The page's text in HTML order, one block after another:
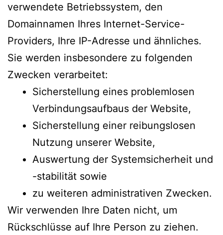
verwendete Betriebssystem, den
Domainnamen Ihres Internet-Service-
Providers, Ihre IP-Adresse und ähnliches.
Sie werden insbesondere zu folgenden
Zwecken verarbeitet:
Sicherstellung eines problemlosen
Verbindungsaufbaus der Website,
Sicherstellung einer reibungslosen
Nutzung unserer Website,
Auswertung der Systemsicherheit und
-stabilität sowie
zu weiteren administrativen Zwecken.
Wir verwenden Ihre Daten nicht, um
Rückschlüsse auf Ihre Person zu ziehen.